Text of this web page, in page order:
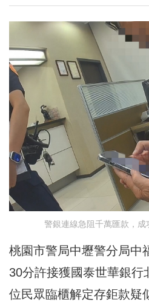
警銀連線急阻千萬匯款，成
桃園市警局中壢警分局中
30分許接獲國泰世華銀行
位民眾臨櫃解定存鉅款疑